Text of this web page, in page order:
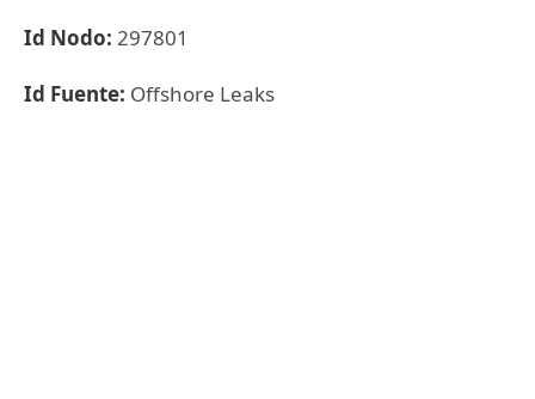
Id Nodo: 297801
Id Fuente: Offshore Leaks